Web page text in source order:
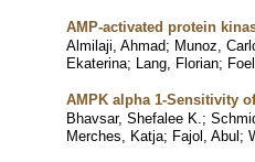
AMP-activated protein
Almilaji, Ahmad; Munoz,
Ekaterina; Lang, Florian;
AMPK alpha 1-Sensitivity
Bhavsar, Shefalee K. ;
Merches, Katja; Fajol, Abul;